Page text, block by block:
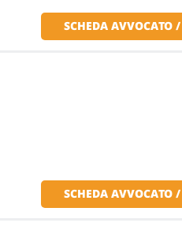
SCHEDA AVVOCATO
SCHEDA AVVOCATO